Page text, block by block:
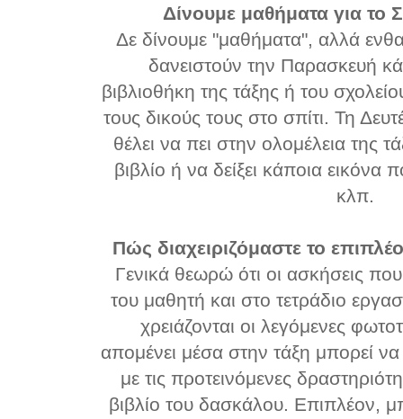
Δίνουμε μαθήματα για το
Δε δίνουμε "μαθήματα", αλλά
δανειστούν την Παρασκευή
βιβλιοθήκη της τάξης ή του
τους δικούς τους στο σπίτι. Τη
θέλει να πει στην ολομέλεια της
βιβλίο ή να δείξει κάποια
κλπ.
Πώς διαχειριζόμαστε το
Γενικά θεωρώ ότι οι ασκήσεις που
του μαθητή και στο τετράδιο
χρειάζονται οι λεγόμενες
απομένει μέσα στην τάξη μπορεί να
με τις προτεινόμενες
βιβλίο του δασκάλου. Επιπλέον,